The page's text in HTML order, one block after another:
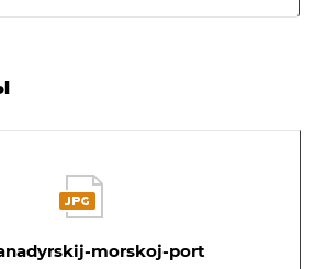
morskoj-port